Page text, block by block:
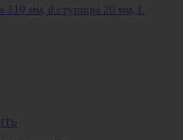
310 мм, d ступицы 20 мм, L